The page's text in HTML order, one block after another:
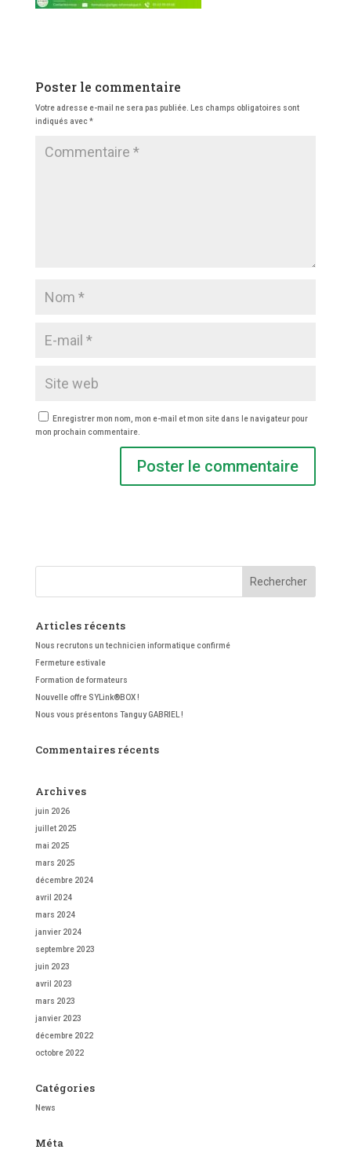
Poster le commentaire
Votre adresse e-mail ne sera pas publiée.
Les champs obligatoires sont
indiqués avec*
Enregistrer mon nom, mon e-mail et mon site dans le navigateur pour
mon prochain commentaire.
Articles récents
Nous recrutons un technicien informatique confirmé
Fermeture estivale
Formation de formateurs
Nouvelle offre SYLink®BOX !
Nous vous présentons Tanguy GABRIEL !
Commentaires récents
Archives
juin 2026
juillet 2025
mai 2025
mars 2025
décembre 2024
avril 2024
mars 2024
janvier 2024
septembre 2023
juin 2023
avril 2023
mars 2023
janvier 2023
décembre 2022
octobre 2022
Catégories
News
Méta